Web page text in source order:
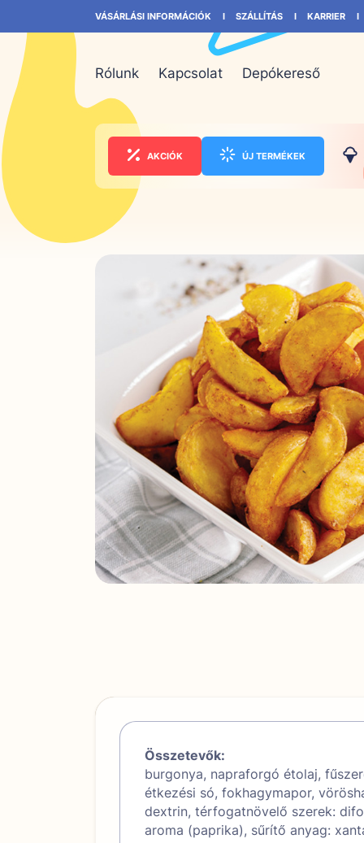
VÁSÁRLÁSI INFORMÁCIÓK SZÁLLÍTÁS KARRIER
Rólunk Kapcsolat Depókereső
AKCIÓK ÚJ TERMÉKEK
Összetevők:
burgonya, napraforgó étolaj,
étkezési só, fokhagymapor,
dextrin, térfogatnövelő szerek:
aroma (paprika), sűrítő anyag: